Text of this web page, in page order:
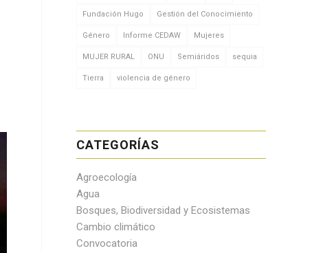
Fundación Hugo Gestión del Conocimiento
Género Informe CEDAW Mujeres
MUJER RURAL ONU Semiáridos sequia
Tierra violencia de género
CATEGORÍAS
Agroecología
Agua
Bosques, Biodiversidad y Ecosistemas
Cambio climático
Convocatoria